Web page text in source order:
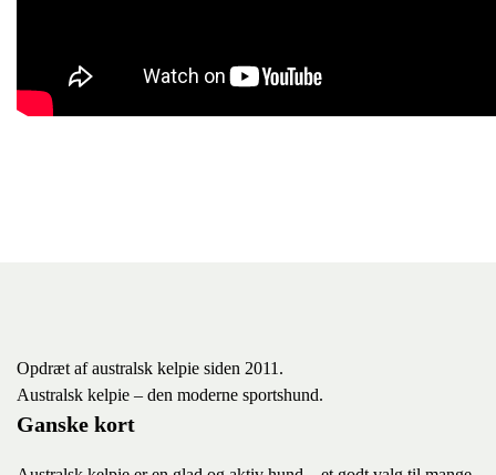
Opdræt af australsk kelpie siden 2011.
Australsk kelpie – den moderne sportshund.
Ganske kort